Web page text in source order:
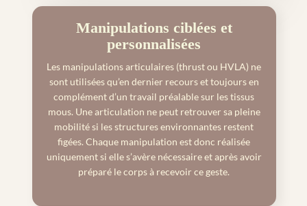
Manipulations ciblées et
personnalisées
Les manipulations articulaires (thrust ou HVLA) ne
sont utilisées qu’en dernier recours et toujours en
complément d’un travail préalable sur les tissus
mous. Une articulation ne peut retrouver sa pleine
mobilité si les structures environnantes restent
figées. Chaque manipulation est donc réalisée
uniquement si elle s’avère nécessaire et après avoir
préparé le corps à recevoir ce geste.